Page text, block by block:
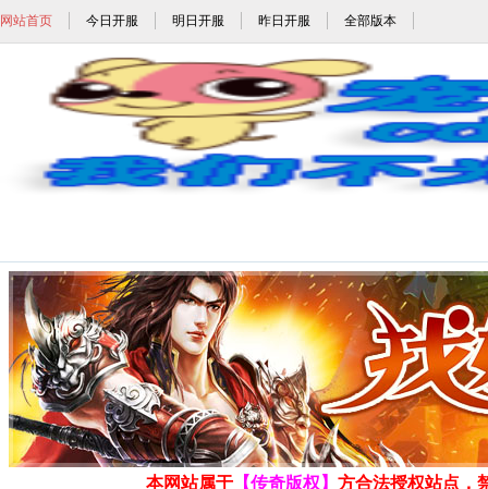
网站首页 今日开服 明日开服 昨日开服 全部版本